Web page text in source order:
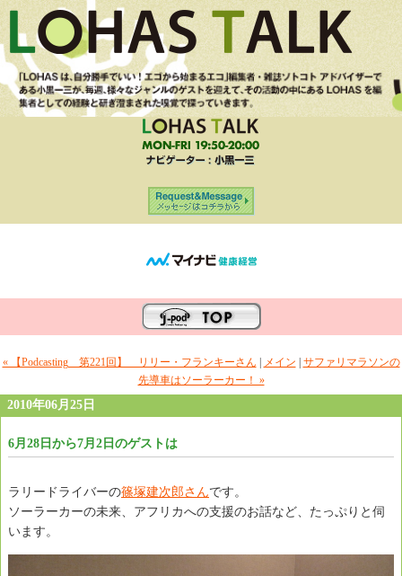
« 【Podcasting 第221回】 リリー・フランキーさん メイン
サファリマラソンの
先導車はソーラーカー！ »
2010年06月25日
6月28日から7月2日のゲストは
ラリードライバーの篠塚建次郎さんです。
ソーラーカーの未来、アフリカへの支援のお話など、たっぷりと伺
います。